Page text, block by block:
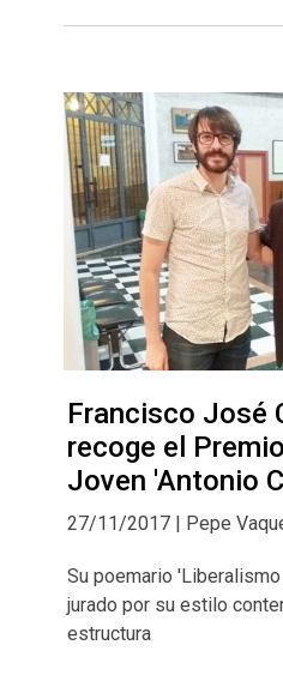
Francisco José
recoge el
Joven 'Antonio
27/11/2017 | Pepe
Su poemario
jurado por su estilo
estructura